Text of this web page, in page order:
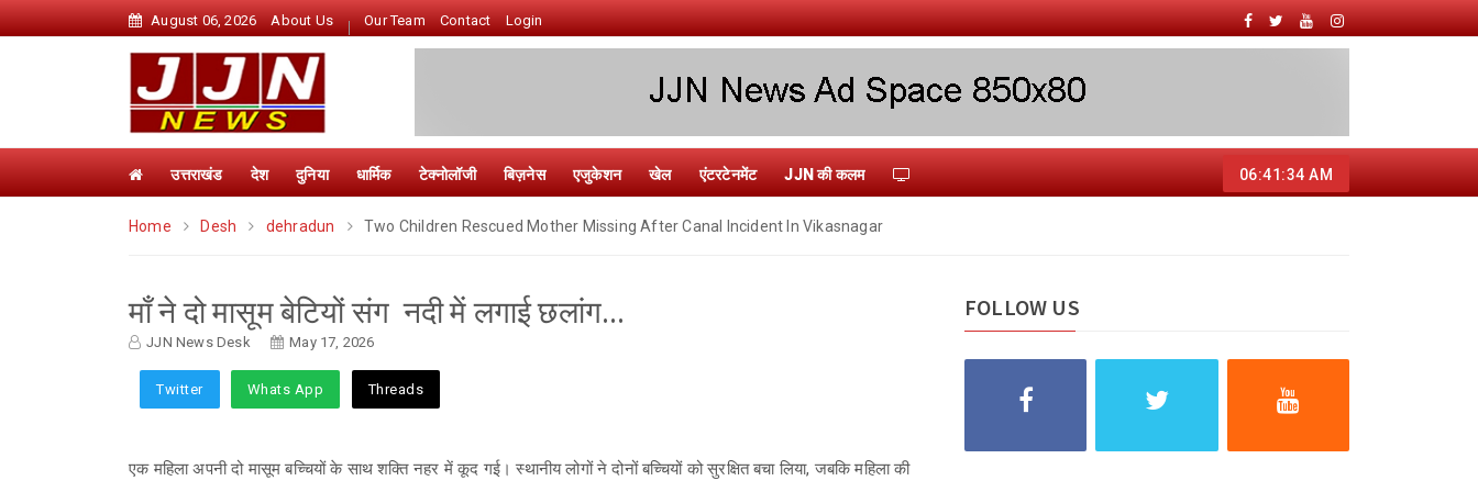
August 06, 2026 About Us Our Team Contact Login
उत्तराखंड देश दुनिया धार्मिक टेक्नोलॉजी बिज़नेस एजुकेशन खेल एंटरटेनमेंट JJN की कलम 06:41:35 AM
Home Desh dehradun Two Children Rescued Mother Missing After Canal Incident In Vikasnagar
माँ ने दो मासूम बेटियों संग नदी में लगाई छलांग...
JJN News Desk May 17, 2026
Twitter Whats App Threads
एक महिला अपनी दो मासूम बच्चियों के साथ शक्ति नहर में कूद गई। स्थानीय लोगों ने दोनों बच्चियों को सुरक्षित बचा लिया, जबकि महिला की
FOLLOW US